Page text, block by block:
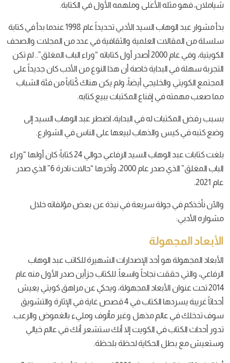
شياملان، فهو مثله الأعلى وملهمه الأول في الكتابة.
بدأ مشوار عبد الوهاب السيد الأدبي تحديداً عام 1998 عندما بدأ في كتابة
سلسلة من المقالات العلمية والثقافية في عدد من المجلات والصحف
الكويتية، وفي عام 2000 أصدر أول كتاباته “وراء الباب المغلق”.. لم تكن
التجربة سهلة في البداية خاصة أن هذا النوع من الأدب كان جديداً على
المجتمع الكويتي والخليجي أيضاً، ولم يكن هناك كُتاباً من فئة الشباب
مما صعب مهمته في إقناع المكتبات ببيع كتابه.
بسبب رفض المكتبات له في البداية، اضطر عبد الوهاب السيد إلى
وضع كتبه في كيس والذهاب لبيعها على الناس في الشوارع.
بلغت كتابات عبد الوهاب السيد الرفاعي حوالي 24 كتاباً؛ كان أولها “وراء
الباب المغلق” الذي صدر عام 2000، وآخرها “حالات نادرة 6” الذي صدر
عام 2021.
والآن نأخذكم في جولة سريعة في نبذة عن بعض مؤلفاته خلال
مشواره الأدبي:
الأبعاد المجهولة
الأبعاد المجهولة هو أحد الإصدارات الشهيرة للكاتب عبد الوهاب
الرفاعي، والتي حققت نجاحاً واسعاً. للكتاب جزأين صدر الأول منه عام
2014 تحت عنوان الأبعاد المجهولة، ويحكي عن مراهق كويتي يعيش
أحداثاً غريبة يسردها الكتاب في 4 قصص غاية في الإثارة والتشويق
سوف تدخلك في عالم مذهل وغير مألوف ومليء بالغموض والرعب.
تدور أحداث الكتاب في الكويت إلا أنك ستشعر أنك في عالم خيالي
وستعيش مع بطل الحكاية لحظة بلحظة.